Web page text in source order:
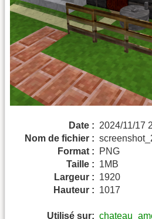
Date : 2024/11/17
Nom de fichier :
Format :
PNG
Taille : 1MB
Largeur : 1920
Hauteur : 1017
Utilisé sur: